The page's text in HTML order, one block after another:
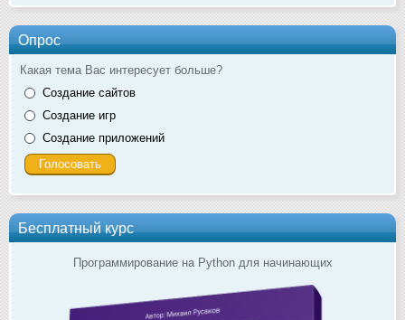
Опрос
Какая тема Вас интересует больше?
Создание сайтов
Создание игр
Создание приложений
Бесплатный курс
Программирование на Python для начинающих